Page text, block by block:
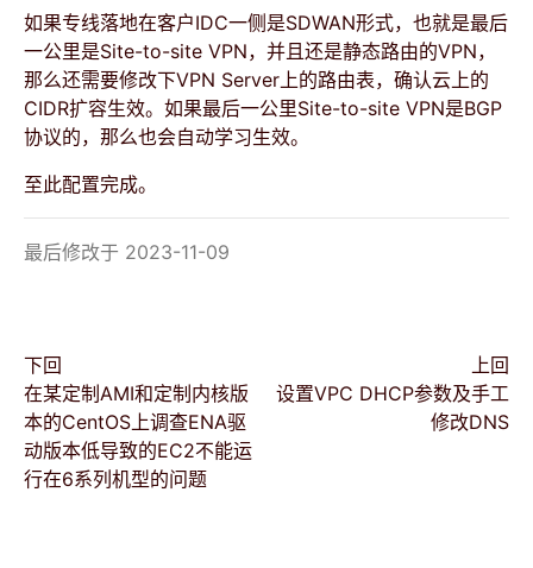
如果专线落地在客户IDC一侧是SDWAN形式，也就是最后
一公里是Site-to-site VPN，并且还是静态路由的VPN，
那么还需要修改下VPN Server上的路由表，确认云上的
CIDR扩容生效。如果最后一公里Site-to-site VPN是BGP
协议的，那么也会自动学习生效。
至此配置完成。
最后修改于 2023-11-09
下回
在某定制AMI和定制内核版
本的CentOS上调查ENA驱
动版本低导致的EC2不能运
行在6系列机型的问题
上回
设置VPC DHCP参数及手工
修改DNS